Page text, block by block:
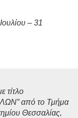
– 31
τίτλο
από το Τμήμα
Θεσσαλίας,